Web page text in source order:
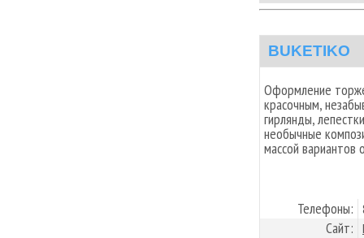
BUKETIKO
Оформление
красочным,
гирлянды,
необычные
массой
Телефоны:
Сайт: